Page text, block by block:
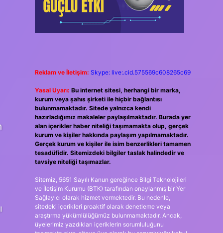
Reklam ve İletişim: Skype: live:.cid.575569c608265c69
Yasal Uyarı: Bu internet sitesi, herhangi bir marka,
kurum veya şahıs şirketi ile hiçbir bağlantısı
bulunmamaktadır. Sitede yalnızca kendi
hazırladığımız makaleler paylaşılmaktadır. Burada yer
alan içerikler haber niteliği taşımamakta olup, gerçek
kurum ve kişiler hakkında paylaşım yapılmamaktadır.
Gerçek kurum ve kişiler ile isim benzerlikleri tamamen
tesadüfidir. Sitemizdeki bilgiler taslak halindedir ve
tavsiye niteliği taşımazlar.
Sitemiz, 5651 Sayılı Kanun gereğince Bilgi Teknolojileri
ve İletişim Kurumu (BTK) tarafından onaylanmış bir Yer
Sağlayıcı olarak hizmet vermektedir. Bu nedenle,
sitedeki içerikleri proaktif olarak denetleme veya
araştırma yükümlülüğümüz bulunmamaktadır. Ancak,
üyelerimiz yazdıkları içeriklerin sorumluluğunu